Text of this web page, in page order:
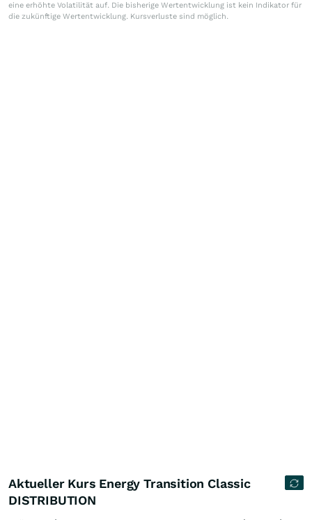
eine erhöhte Volatilität auf. Die bisherige Wertentwicklung ist kein Indikator für
die zukünftige Wertentwicklung. Kursverluste sind möglich.
Aktueller Kurs Energy Transition Classic
DISTRIBUTION